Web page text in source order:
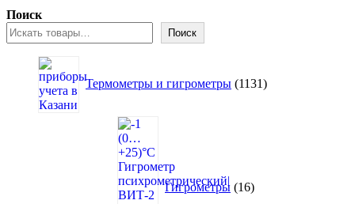
Поиск
Поиск
Термометры и гигрометры 1131
товар
Гигрометры 16